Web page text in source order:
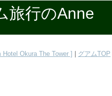
旅行のAnne
Okura The Tower ] グアムTOP